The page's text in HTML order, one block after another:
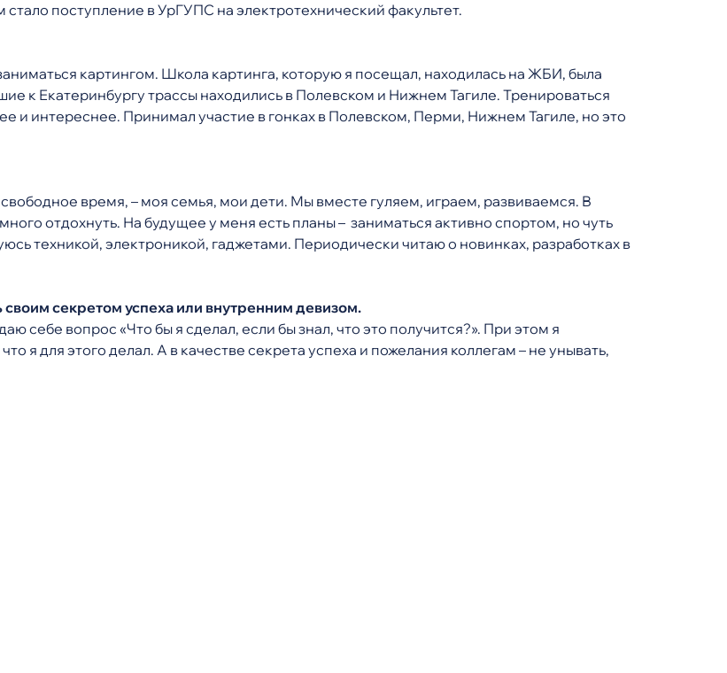
поступление в УрГУПС на электротехнический факультет.
картингом. Школа картинга, которую я посещал, находилась на ЖБИ, была
к Екатеринбургу трассы находились в Полевском и Нижнем Тагиле. Тренироваться
и интереснее. Принимал участие в гонках в Полевском, Перми, Нижнем Тагиле, но это
время, – моя семья, мои дети. Мы вместе гуляем, играем, развиваемся. В
отдохнуть. На будущее у меня есть планы – заниматься активно спортом, но чуть
техникой, электроникой, гаджетами. Периодически читаю о новинках, разработках в
секретом успеха или внутренним девизом.
себе вопрос «Что бы я сделал, если бы знал, что это получится?». При этом я
я для этого делал. А в качестве секрета успеха и пожелания коллегам – не унывать,